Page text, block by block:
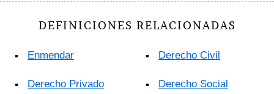
DEFINICIONES RELACIONADAS
Enmendar
Derecho Privado
Derecho Civil
Derecho Social